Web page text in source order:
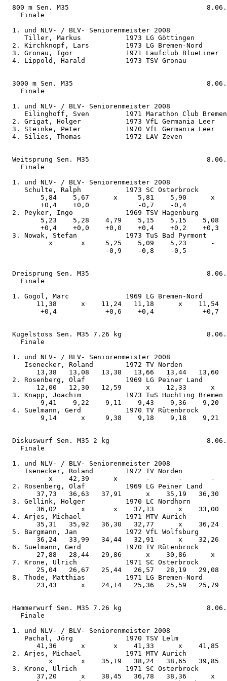
800 m Sen. M35
    Finale
  1. und NLV- / BLV- Seniorenmeister 2008
Tiller, Markus           1973 LG Göttingen
2. Kirchknopf, Lars         1973 LG Bremen-Nord
3. Gronau, Igor             1971 Laufclub
4. Lippold, Harald          1973 TSV Gronau
3000 m Sen. M35
    Finale
  1. und NLV- / BLV- Seniorenmeister 2008
Eilinghoff, Sven         1971 Marathon Club
2. Grigat, Holger           1973 VfL Germania Leer
3. Steinke, Peter           1970 VfL Germania Leer
4. Silies, Thomas           1972 LAV Zeven
Weitsprung Sen. M35
    Finale
  1. und NLV- / BLV- Seniorenmeister 2008
Schulte, Ralph           1973 SC Osterbrock
         5,84    5,67      x     5,81    5,90      x
         +0,4    +0,0            -0,7    -0,4
2. Peyker, Ingo             1969 TSV Hagenburg
         5,23    5,28    4,79    5,15    5,15    5,08
         +0,4    +0,0    +0,0    +0,4    +0,2    +0,3
3. Nowak, Stefan            1973 TuS Bad Pyrmont
           x       x     5,25    5,09    5,23      -
                         -0,9    -0,8    -0,5
Dreisprung Sen. M35
    Finale
1. Gogol, Marc              1969 LG Bremen-Nord
        11,38      x    11,24   11,18      x    11,54
         +0,4            +0,6    +0,4            +0,7
Kugelstoss Sen. M35 7.26 kg
    Finale
  1. und NLV- / BLV- Seniorenmeister 2008
Isenecker, Roland        1972 TV Norden
        13,38   13,08   13,38   13,66   13,44   13,60
2. Rosenberg, Olaf          1969 LG Peiner Land
        12,00   12,30   12,59      x    12,33      x
3. Knapp, Joachim           1973 TuS Huchting
         9,41    9,22    9,11    9,43    9,36    9,20
4. Suelmann, Gerd           1970 TV Rütenbrock
         9,14      x     9,38    9,18    9,18    9,21
Diskuswurf Sen. M35 2 kg
    Finale
  1. und NLV- / BLV- Seniorenmeister 2008
Isenecker, Roland        1972 TV Norden
           x    42,39      x       -       -       -
2. Rosenberg, Olaf          1969 LG Peiner Land
        37,73   36,63   37,91      x    35,19   36,30
3. Gellink, Holger          1970 LC Nordhorn
        36,02      x       x    37,13      x    33,00
4. Arjes, Michael           1971 MTV Aurich
        35,31   35,92   36,30   32,77      x    36,24
5. Bargmann, Jan            1972 VfL Wolfsburg
        36,24   33,99   34,44   32,91      x    32,26
6. Suelmann, Gerd           1970 TV Rütenbrock
        27,88   28,44   29,86      x    30,86      x
7. Krone, Ulrich            1971 SC Osterbrock
        25,04   26,67   25,44   26,57   28,19   29,08
8. Thode, Matthias          1971 LG Bremen-Nord
        23,43      x    24,14   25,36   25,59   25,79
Hammerwurf Sen. M35 7.26 kg
    Finale
  1. und NLV- / BLV- Seniorenmeister 2008
Pachal, Jörg             1970 TSV Lelm
        41,36      x       x    41,33      x    41,85
2. Arjes, Michael           1971 MTV Aurich
           x       x    35,19   38,24   38,65   39,85
3. Krone, Ulrich            1971 SC Osterbrock
        37,20      x    38,45   36,78   38,36      x